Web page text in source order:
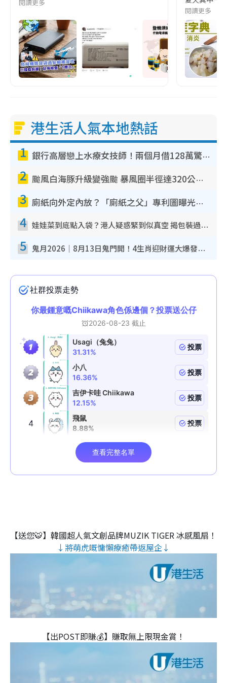
閱讀更多
閱讀更多
港生活人氣本地熱話
1 銀行高層戀上水療女技師！兩個月借128萬驚覺「沉船」沉落火海 揭背後疑似邪教操控賣淫
2 颱風白海豚升級變強颱 暴風圈半徑達320公里 面積足以覆蓋多個城市
3 廁紙向外定內放？「廁紙之父」專利圖曝光！官方揭正確擺法：放錯易貼牆積菌！
4 娃娃菜到底點入袋？港人疑惑緊到似真空 揭包裝過程全靠1招：血汗錢唔易賺
5 鬼月2026｜8月13日鬼門開！4生肖迎財運大爆發！專家：屬Ｏ好手氣 宜買六合彩
【送您🐯】韓國超人氣文創品牌MUZIK TIGER 冰感風扇！
↓將萌虎嘅慵懶療癒帶返屋企↓
【出POST即賺💰】賺取無上限現金賞！